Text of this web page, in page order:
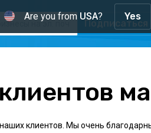
Подписаться
клиентов. Мы очень
Are you from USA? Yes